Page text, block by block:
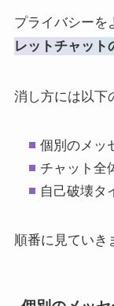
プライバシーを
レットチャット
消し方には以下
個別のメッ
チャット全
自己破壊タ
順番に見ていき